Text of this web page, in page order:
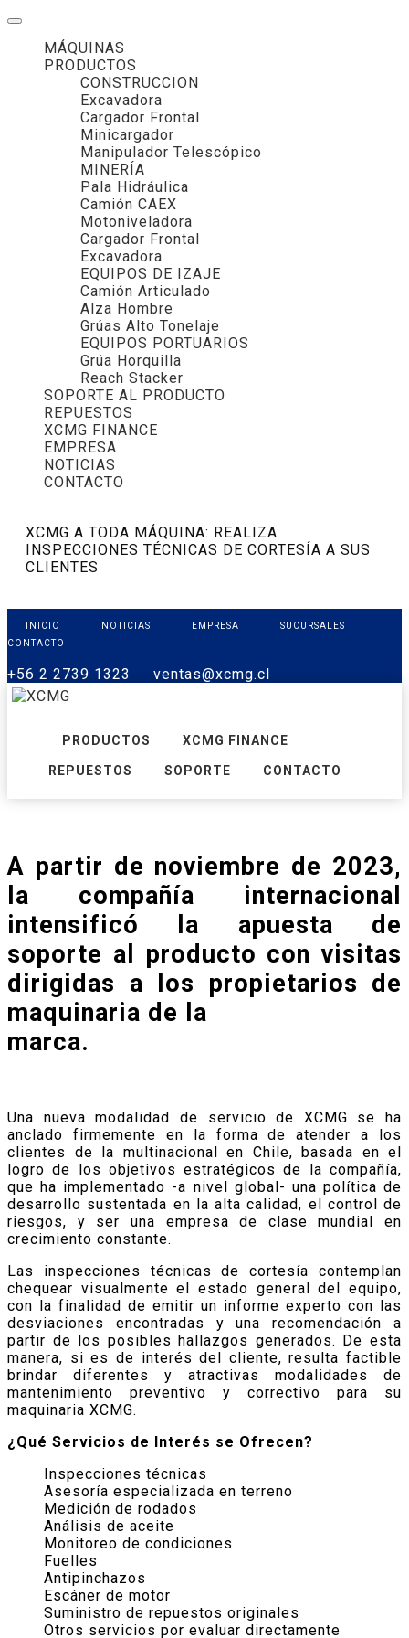
MÁQUINAS
PRODUCTOS
CONSTRUCCION
Excavadora
Cargador Frontal
Minicargador
Manipulador Telescópico
MINERÍA
Pala Hidráulica
Camión CAEX
Motoniveladora
Cargador Frontal
Excavadora
EQUIPOS DE IZAJE
Camión Articulado
Alza Hombre
Grúas Alto Tonelaje
EQUIPOS PORTUARIOS
Grúa Horquilla
Reach Stacker
SOPORTE AL PRODUCTO
REPUESTOS
XCMG FINANCE
EMPRESA
NOTICIAS
CONTACTO
XCMG A TODA MÁQUINA: REALIZA
INSPECCIONES TÉCNICAS DE CORTESÍA A SUS
CLIENTES
INICIO NOTICIAS EMPRESA
SUCURSALES
CONTACTO
+56 2 2739 1323 ventas@xcmg.cl
PRODUCTOS XCMG FINANCE
REPUESTOS SOPORTE CONTACTO
A partir de noviembre de 2023,
la compañía internacional
intensificó la apuesta de
soporte al producto con visitas
dirigidas a los propietarios de
maquinaria de la
marca.
Una nueva modalidad de servicio de XCMG se ha
anclado firmemente en la forma de atender a los
clientes de la multinacional en Chile, basada en el
logro de los objetivos estratégicos de la compañía,
que ha implementado -a nivel global- una política de
desarrollo sustentada en la alta calidad, el control de
riesgos, y ser una empresa de clase mundial en
crecimiento constante.
Las inspecciones técnicas de cortesía contemplan
chequear visualmente el estado general del equipo,
con la finalidad de emitir un informe experto con las
desviaciones encontradas y una recomendación a
partir de los posibles hallazgos generados. De esta
manera, si es de interés del cliente, resulta factible
brindar diferentes y atractivas modalidades de
mantenimiento preventivo y correctivo para su
maquinaria XCMG.
¿Qué Servicios de Interés se Ofrecen?
Inspecciones técnicas
Asesoría especializada en terreno
Medición de rodados
Análisis de aceite
Monitoreo de condiciones
Fuelles
Antipinchazos
Escáner de motor
Suministro de repuestos originales
Otros servicios por evaluar directamente